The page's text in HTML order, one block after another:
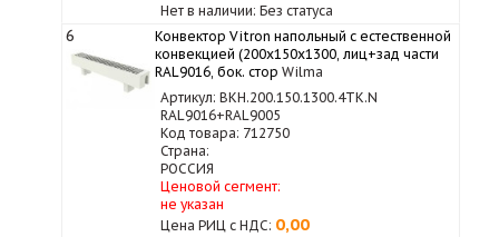
Нет в наличии: Без статуса
6
Конвектор Vitron напольный с естественной
конвекцией (200х150х1300, лиц+зад части
RAL9016, бок. стор Wilma
Артикул: ВКН.200.150.1300.4ТК.N
RAL9016+RAL9005
Код товара: 712750
Страна:
РОССИЯ
Ценовой сегмент:
не указан
Цена РИЦ с НДС: 0,00